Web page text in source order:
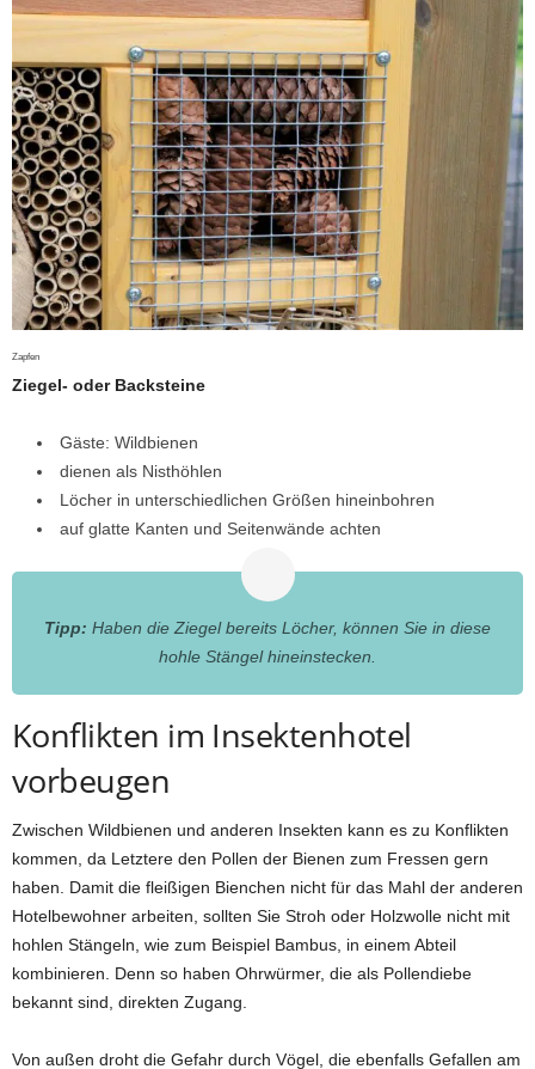
Zapfen
Ziegel- oder Backsteine
Gäste: Wildbienen
dienen als Nisthöhlen
Löcher in unterschiedlichen Größen hineinbohren
auf glatte Kanten und Seitenwände achten
Tipp: Haben die Ziegel bereits Löcher, können Sie in diese
hohle Stängel hineinstecken.
Konflikten im Insektenhotel
vorbeugen
Zwischen Wildbienen und anderen Insekten kann es zu Konflikten
kommen, da Letztere den Pollen der Bienen zum Fressen gern
haben. Damit die fleißigen Bienchen nicht für das Mahl der anderen
Hotelbewohner arbeiten, sollten Sie Stroh oder Holzwolle nicht mit
hohlen Stängeln, wie zum Beispiel Bambus, in einem Abteil
kombinieren. Denn so haben Ohrwürmer, die als Pollendiebe
bekannt sind, direkten Zugang.
Von außen droht die Gefahr durch Vögel, die ebenfalls Gefallen am